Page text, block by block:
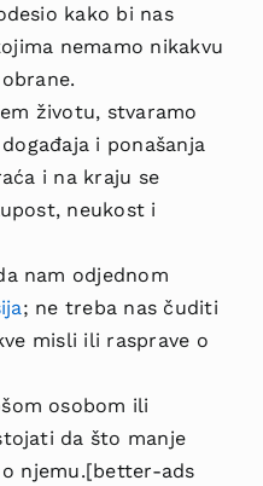
kako bi nas
nemamo nikakvu
životu, stvaramo
i ponašanja
i na kraju se
neukost i
nam odjednom
; ne treba nas čuditi
misli ili rasprave o
osobom ili
da što manje
njemu.[better-ads